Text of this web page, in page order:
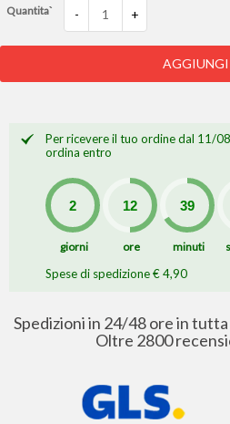
Quantita` - +
AGGIUNGI
Per ricevere il tuo ordine dal 11/
ordina entro
giorni ore minuti
Spese di spedizione € 4,90
Spedizioni in 24/48 ore in
Oltre 2800